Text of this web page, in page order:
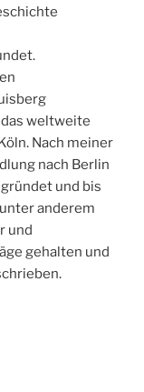
weltweite
Nach meiner
nach Berlin
und bis
anderem
und
gehalten und